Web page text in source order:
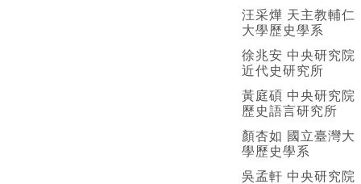
汪采燁 天主教輔仁
大學歷史學系
徐兆安 中央研究院
近代史研究所
黃庭碩 中央研究院
歷史語言研究所
顏杏如 國立臺灣大
學歷史學系
吳孟軒 中央研究院